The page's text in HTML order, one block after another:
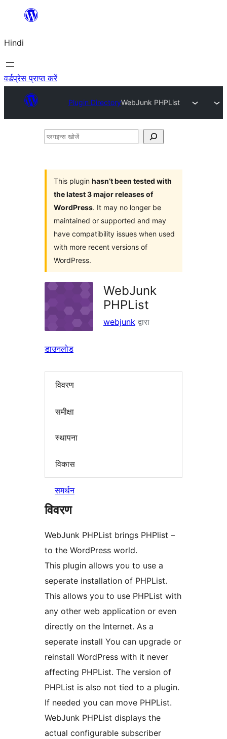
सामग्री
जाएं
Hindi
वर्डप्रेस प्राप्त करें
Plugin DirectoryWebJunk PHPList
प्लगइन्स
This plugin hasn’t been tested with
the latest 3 major releases of
WordPress. It may no longer be
maintained or supported and may
have compatibility issues when used
with more recent versions of
WordPress.
WebJunk
PHPList
webjunk द्वारा
डाउनलोड
विवरण
समीक्षा
स्थापना
विकास
समर्थन
विवरण
WebJunk PHPList brings PHPlist –
to the WordPress world.
This plugin allows you to use a
seperate installation of PHPList.
This allows you to use PHPList with
any other web application or even
directly on the Internet. As a
seperate install You can upgrade or
reinstall WordPress with it never
affecting PHPList. The version of
PHPList is also not tied to a plugin.
If needed you can move PHPList.
WebJunk PHPList displays the
actual configurable subscriber